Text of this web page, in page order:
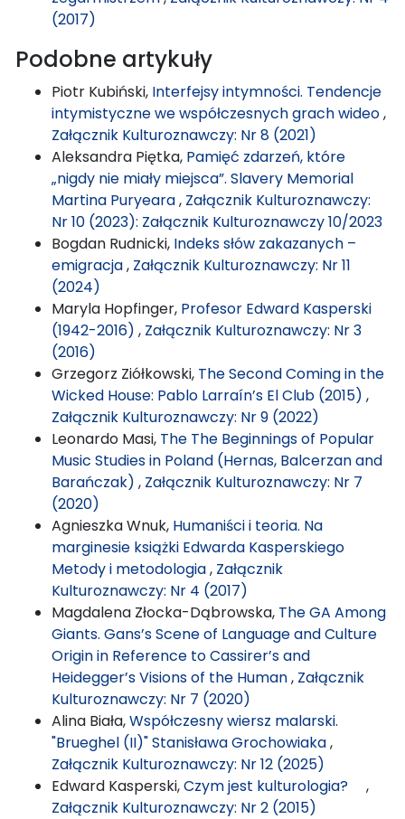
(2017)
Podobne artykuły
Piotr Kubiński, Interfejsy intymności. Tendencje
intymistyczne we współczesnych grach wideo,
Załącznik Kulturoznawczy: Nr 8 (2021)
Aleksandra Piętka, Pamięć zdarzeń, które
„nigdy nie miały miejsca”. Slavery Memorial
Martina Puryeara, Załącznik Kulturoznawczy:
Nr 10 (2023): Załącznik Kulturoznawczy 10/2023
Bogdan Rudnicki, Indeks słów zakazanych –
emigracja, Załącznik Kulturoznawczy: Nr 11
(2024)
Maryla Hopfinger, Profesor Edward Kasperski
(1942-2016) , Załącznik Kulturoznawczy: Nr 3
(2016)
Grzegorz Ziółkowski, The Second Coming in the
Wicked House: Pablo Larraín’s El Club (2015) ,
Załącznik Kulturoznawczy: Nr 9 (2022)
Leonardo Masi, The The Beginnings of Popular
Music Studies in Poland (Hernas, Balcerzan and
Barańczak) , Załącznik Kulturoznawczy: Nr 7
(2020)
Agnieszka Wnuk, Humaniści i teoria. Na
marginesie książki Edwarda Kasperskiego
Metody i metodologia, Załącznik
Kulturoznawczy: Nr 4 (2017)
Magdalena Złocka-Dąbrowska, The GA Among
Giants. Gans’s Scene of Language and Culture
Origin in Reference to Cassirer’s and
Heidegger’s Visions of the Human, Załącznik
Kulturoznawczy: Nr 7 (2020)
Alina Biała,Współczesny wiersz malarski.
"Brueghel (II)" Stanisława Grochowiaka,
Załącznik Kulturoznawczy: Nr 12 (2025)
Edward Kasperski,Czym jest kulturologia? ,
Załącznik Kulturoznawczy: Nr 2 (2015)